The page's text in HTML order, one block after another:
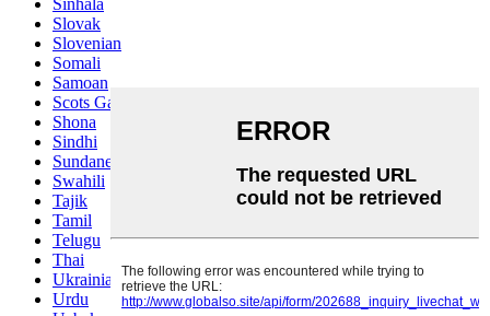
Sinhala
Slovak
Slovenian
Somali
Samoan
Scots Gaelic
Shona
Sindhi
Sundanese
Swahili
Tajik
Tamil
Telugu
Thai
Ukrainian
Urdu